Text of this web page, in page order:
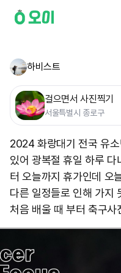
하비스트
걸으면서 사진찍기
서울특별시 종로구
2024 화랑대기 전국 유
있어 광복절 휴일 하루
터 오늘까지 휴가인데 오
다른 일정들로 인해 가지
처음 배울 때 부터 축구사